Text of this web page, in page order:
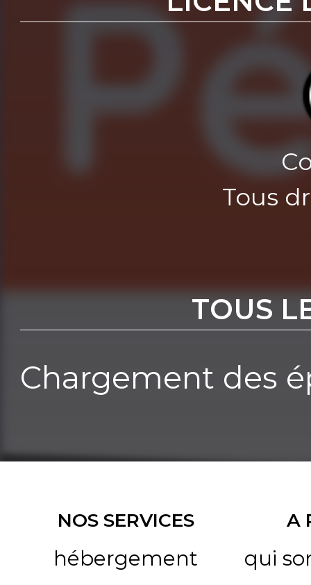
Tous
TOUS
Chargement des
NOS SERVICES
hébergement
A
qui